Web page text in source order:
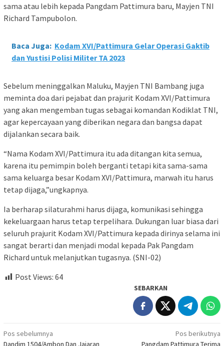
sama atau lebih kepada Pangdam Pattimura baru, Mayjen TNI
Richard Tampubolon.
Baca Juga: Kodam XVI/Pattimura Gelar Operasi Gaktib
dan Yustisi Polisi Militer TA 2023
Sebelum meninggalkan Maluku, Mayjen TNI Bambang juga
meminta doa dari pejabat dan prajurit Kodam XVI/Pattimura
yang akan mengemban tugas sebagai komandan Kodiklat TNI,
agar kepercayaan yang diberikan negara dan bangsa dapat
dijalankan secara baik.
“Nama Kodam XVI/Pattimura itu ada ditangan kita semua,
karena itu pemimpin boleh berganti tetapi kita sama-sama
sama keluarga besar Kodam XVI/Pattimura, marwah itu harus
tetap dijaga,”ungkapnya.
Ia berharap silaturahmi harus dijaga, komunikasi sehingga
kekeluargaan harus tetap terpelihara. Dukungan luar biasa dari
seluruh prajurit Kodam XVI/Pattimura kepada dirinya selama ini
sangat berarti dan menjadi modal kepada Pak Pangdam
Richard untuk melanjutkan tugasnya. (SNI-02)
Post Views: 64
SEBARKAN
Navigasi
Pos sebelumnya
Dandim 1504/Ambon Dan Jajaran
Pos berikutnya
Pangdam Pattimura Terima